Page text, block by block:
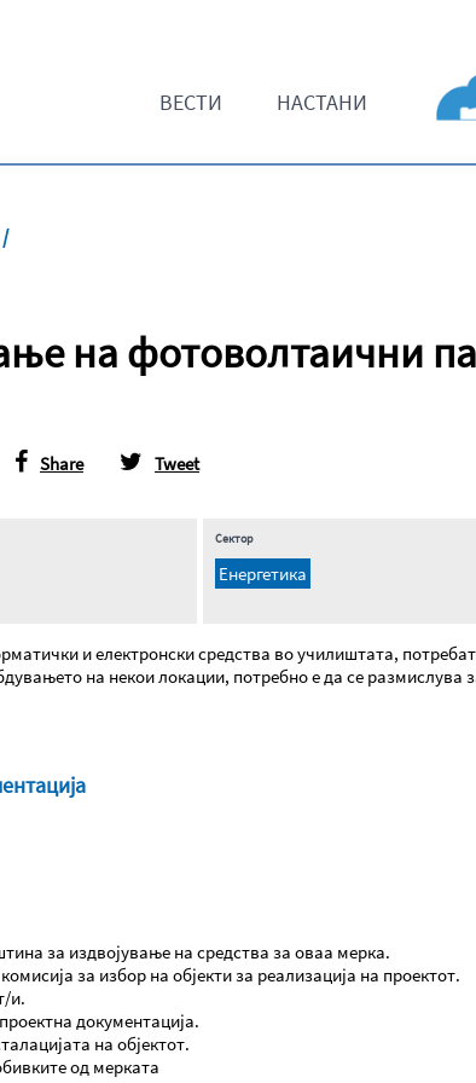
ВЕСТИ НАСТАНИ
на фотоволтаични
Share Tweet
Сектор
Енергетика
и електронски средства во училиштата,
на некои локации, потребно е да се
за издвојување на средства за оваа мерка.
за избор на објекти за реализација на проектот.
и.
документација.
на објектот.
од мерката